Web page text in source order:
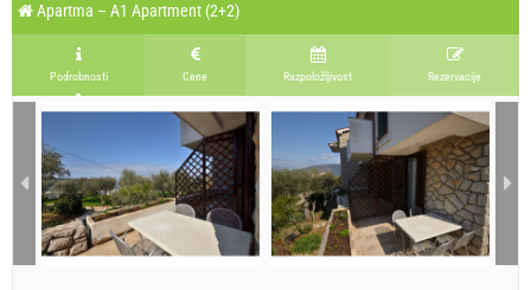
Apartma – A1 Apartment (2+2)
Podrobnosti Cene Razpoložljivost Rezervacije